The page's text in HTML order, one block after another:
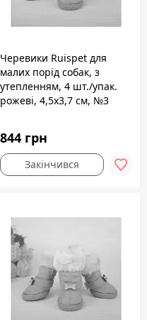
Черевики Ruispet для
малих порід собак, з
утепленням, 4 шт./упак.
рожеві, 4,5x3,7 см, №3
844 грн
Закінчився